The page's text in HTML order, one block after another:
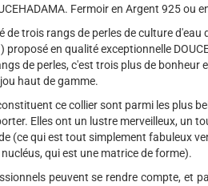
Fermoir en Argent 925 ou
de trois rangs de perles de culture d'eau
proposé en qualité exceptionnelle
de perles, c'est trois plus de bonheur
haut de gamme.
ce collier sont parmi les plus
Elles ont un lustre merveilleux, un
(ce qui est tout simplement fabuleux
qui est une matrice de forme).
peuvent se rendre compte, et